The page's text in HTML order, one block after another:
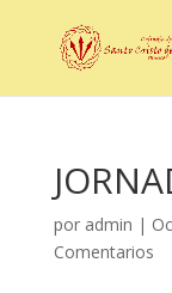
por admin |
Comentarios